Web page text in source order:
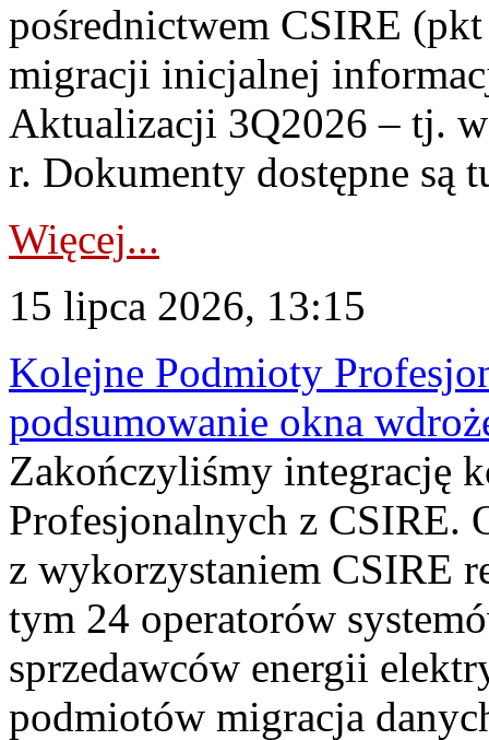
pośrednictwem CSIRE
migracji inicjalnej
Aktualizacji 3Q2026 – tj.
r. Dokumenty dostępne są
Więcej...
15 lipca 2026, 13:15
Kolejne Podmioty
podsumowanie okna
Zakończyliśmy integrację
Profesjonalnych z CSIRE.
z wykorzystaniem CSIRE
tym 24 operatorów
sprzedawców energii
podmiotów migracja